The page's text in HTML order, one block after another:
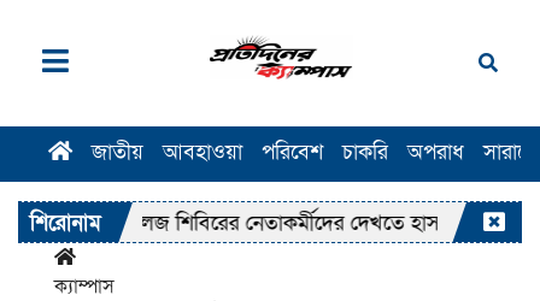
জাতীয় আবহাওয়া পরিবেশ চাকরি অপরাধ
শিরোনাম
কলেজ শিবিরের নেতাকর্মীদের দেখতে হাসপাতালে জামায়াত
ক্যাম্পাস